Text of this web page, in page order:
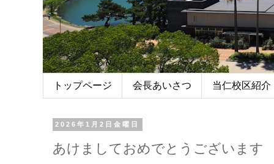
トップページ 会長あいさつ 当仁校区紹介
2026年1月2日金曜日
あけましておめでとうございます